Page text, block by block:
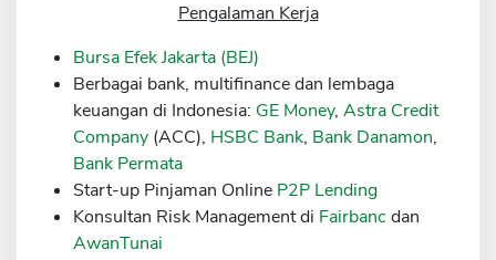
Exchange
Asuransi
Asuransi Jiwa
Asuransi Kesehatan
Asuransi Syariah
Pengalaman Kerja
Bursa Efek Jakarta (BEJ)
Berbagai bank, multifinance dan lembaga
keuangan di Indonesia: GE Money,Astra Credit
Company (ACC), HSBC Bank, Bank Danamon,
Bank Permata
Start-up Pinjaman Online P2P Lending
Konsultan Risk Management di Fairbancdan
AwanTunai